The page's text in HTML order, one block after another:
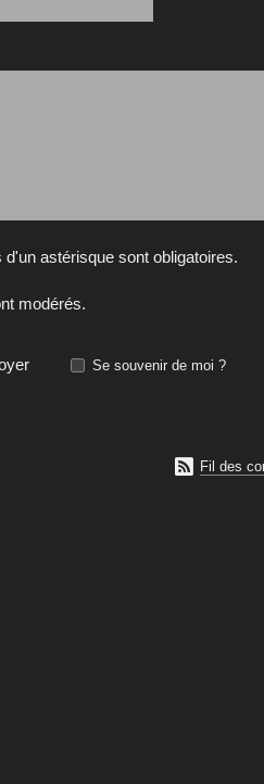
astérisque sont obligatoires.
modérés.
Se souvenir de moi ?
 Fil des